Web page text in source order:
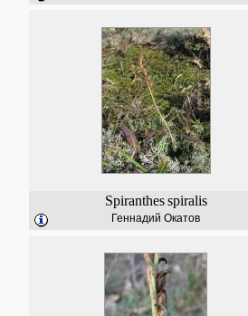
Spiranthes spiralis
Геннадий Окатов